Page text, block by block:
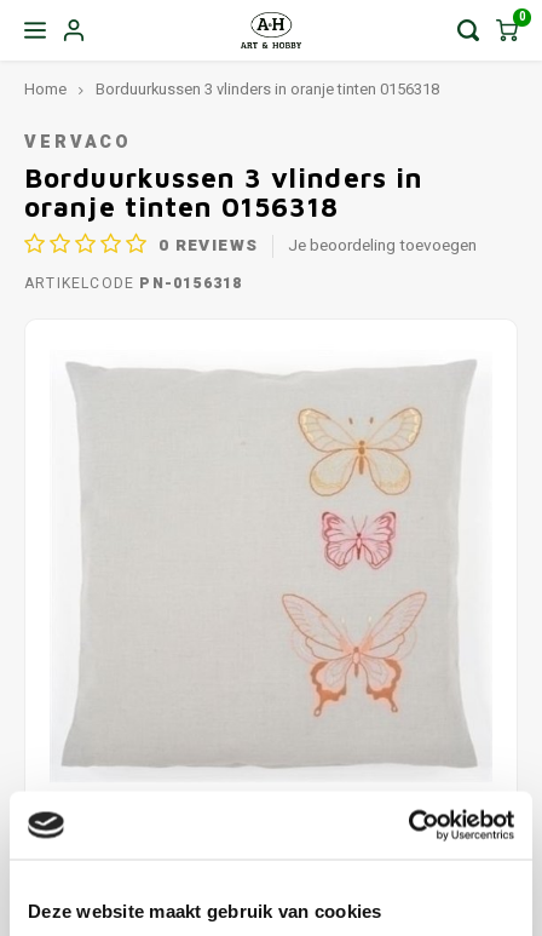
Deze website maakt gebruik van cookies
0
Home Borduurkussen 3 vlinders in oranje tinten 0156318
VERVACO
Borduurkussen 3 vlinders in
oranje tinten 0156318
0 REVIEWS Je beoordeling toevoegen
ARTIKELCODE PN-0156318
DIRECT LEVERBAAR